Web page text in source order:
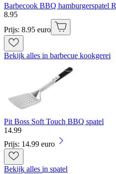
Barbecook BBQ hamburgerspatel
8.95
Prijs: 8.95 euro
Bekijk alles in barbecue kookgerei
Pit Boss Soft Touch BBQ spatel
14.99
Prijs: 14.99 euro
Bekijk alles in spatel